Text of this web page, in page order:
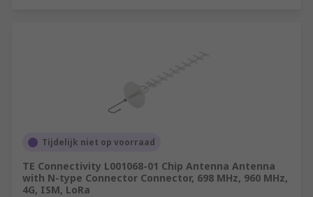
Tijdelijk niet op voorraad
TE Connectivity L001068-01 Chip Antenna Antenna
with N-type Connector Connector, 698 MHz, 960 MHz,
4G, ISM, LoRa